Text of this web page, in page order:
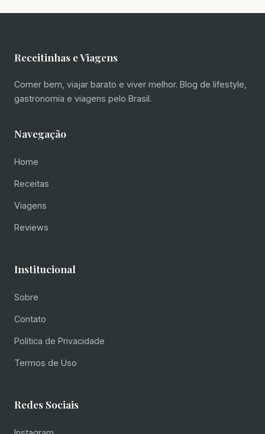
Receitinhas e Viagens
Comer bem, viajar barato e viver melhor. Blog de lifestyle,
gastronomia e viagens pelo Brasil.
Navegação
Home
Receitas
Viagens
Reviews
Institucional
Sobre
Contato
Política de Privacidade
Termos de Uso
Redes Sociais